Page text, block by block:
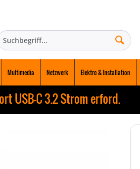
Multimedia Netzwerk Elektro & Installation
USB-C 3.2 Strom erford.